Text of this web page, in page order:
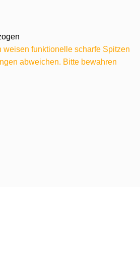
funktionelle scharfe Spitzen
abweichen. Bitte bewahren